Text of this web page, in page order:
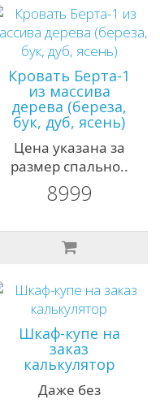
Кровать Берта-1
из массива
дерева (береза,
бук, дуб, ясень)
Цена указана за
размер спально..
8999
Шкаф-купе на
заказ
калькулятор
Даже без